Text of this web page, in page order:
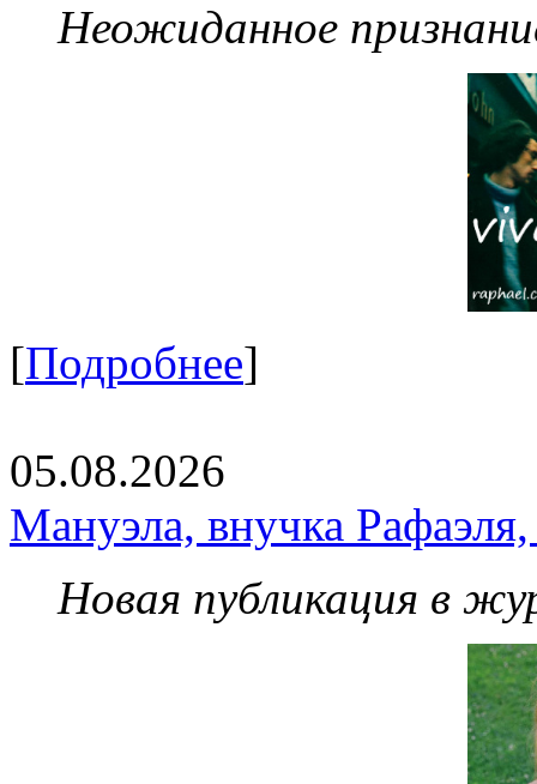
Неожиданное
[Подробнее]
05.08.2026
Мануэла, внучка
Новая публикация в